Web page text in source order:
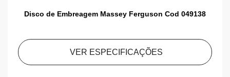
Disco de Embreagem Massey Ferguson Cod 049138
VER ESPECIFICAÇÕES